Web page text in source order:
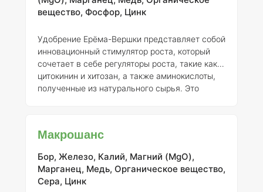
Состав Бустера включает витамины группы B,
такие как B1, B2, B3, B5 и B7, а также
что способствует ак
вещество, Фосфор, Цинк
Удобрение Ерёма-Вершки представляет собой
инновационный стимулятор роста, который
сочетает в себе регуляторы роста, такие как
цитокинин и хитозан, а также аминокислоты,
полученные из натурального сырья. Это
макро-, так и микроэлементов. Ерёма-Вершки
критические моменты их развития, особенно в
фазах активного роста вегетативных органов
и формирования генеративных структур.
Макрошанс
Бор, Железо, Калий, Магний (MgO),
Марганец, Медь, Органическое вещество,
Сера, Цинк